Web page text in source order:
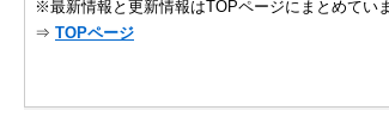
※最新情報と更新情報はTOPページにまとめていま
⇒ TOPページ